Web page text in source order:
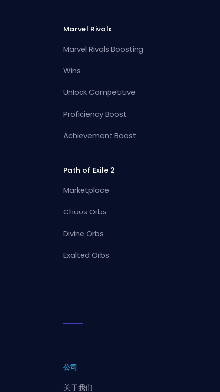
Marvel Rivals
Marvel Rivals Boosting
Wins
Unlock Competitive
Proficiency Boost
Achievement Boost
Path of Exile 2
Marketplace
Chaos Orbs
Divine Orbs
Exalted Orbs
公司
关于我们